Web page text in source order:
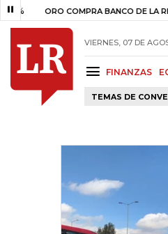
ORO COMPRA BANCO DE LA
VIERNES, 07 DE
FINANZAS
TEMAS DE